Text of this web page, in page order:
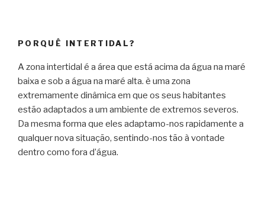
PORQUÊ INTERTIDAL?
A zona intertidal é a área que está acima da água na maré
baixa e sob a água na maré alta. è uma zona
extremamente dinâmica em que os seus habitantes
estão adaptados a um ambiente de extremos severos.
Da mesma forma que eles adaptamo-nos rapidamente a
qualquer nova situação, sentindo-nos tão à vontade
dentro como fora d’água.